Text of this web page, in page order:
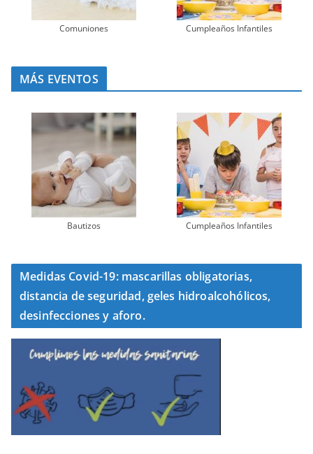
Comuniones Cumpleaños Infantiles
MÁS EVENTOS
Bautizos Cumpleaños Infantiles
Medidas Covid-19: mascarillas obligatorias,
distancia de seguridad, geles hidroalcohólicos,
desinfecciones y aforo.